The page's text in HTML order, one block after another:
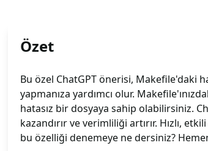
Özet
Bu özel ChatGPT önerisi, Makefile'daki
yapmanıza yardımcı olur.
hatasız bir dosyaya sahip olabilirsiniz.
kazandırır ve verimliliği artırır. Hızlı,
bu özelliği denemeye ne dersiniz?